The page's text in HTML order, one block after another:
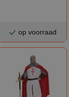
op voorraad